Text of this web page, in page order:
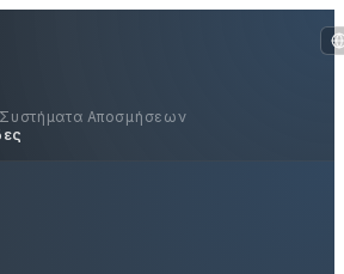
Συστήματα Αποσμήσεων